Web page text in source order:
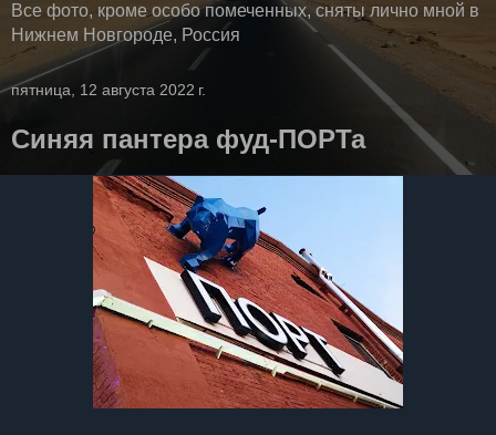
Все фото, кроме особо помеченных, сняты лично мной в
Нижнем Новгороде, Россия
пятница, 12 августа 2022 г.
Синяя пантера фуд-ПОРТа